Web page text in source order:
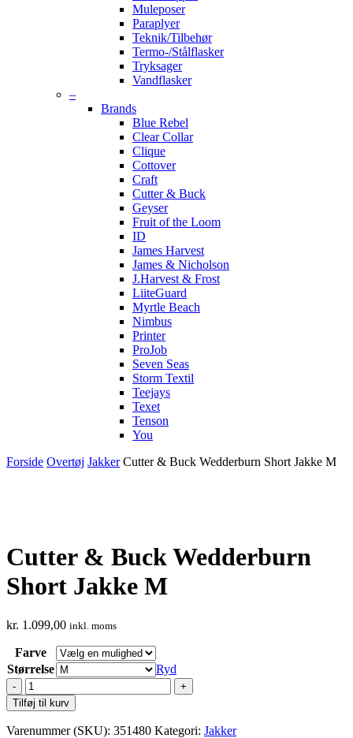
Muleposer
Paraplyer
Teknik/Tilbehør
Termo-/Stålflasker
Tryksager
Vandflasker
–
Brands
Blue Rebel
Clear Collar
Clique
Cottover
Craft
Cutter & Buck
Geyser
Fruit of the Loom
ID
James Harvest
James & Nicholson
J.Harvest & Frost
LiiteGuard
Myrtle Beach
Nimbus
Printer
ProJob
Seven Seas
Storm Textil
Teejays
Texet
Tenson
You
Forside Overtøj Jakker Cutter & Buck Wedderburn Short Jakke M
Cutter & Buck Wedderburn
Short Jakke M
kr. 1.099,00 inkl. moms
Farve
Størrelse
Ryd
Cutter
&
Buck
Wedderburn
Tilføj til kurv
Varenummer (SKU): 351480 Kategori: Jakker